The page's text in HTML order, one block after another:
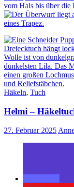
Häkeln, Tuch
Helmi –
27. Februar 2025